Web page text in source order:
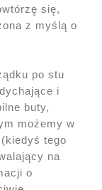
się,
z myślą o
po stu
i
buty,
możemy w
tego
na
o